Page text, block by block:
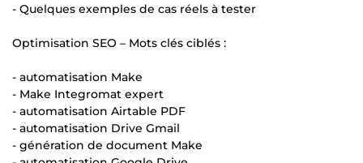
- Quelques exemples de cas réels à tester
Optimisation SEO – Mots clés ciblés :
- automatisation Make
- Make Integromat expert
- automatisation Airtable PDF
- automatisation Drive Gmail
- génération de document Make